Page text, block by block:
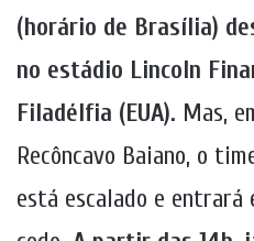
(horário de Brasília)
no estádio Lincoln
Filadélfia (EUA). Mas,
Recôncavo Baiano, o
está escalado e entrará